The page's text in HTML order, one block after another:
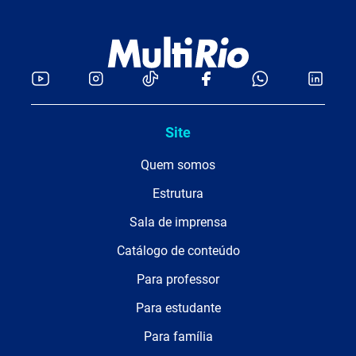
Site
Quem somos
Estrutura
Sala de imprensa
Catálogo de conteúdo
Para professor
Para estudante
Para família